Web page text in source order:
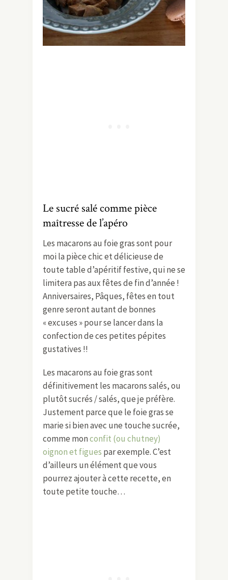
Le sucré salé comme pièce
maîtresse de l’apéro
Les macarons au foie gras sont pour
moi la pièce chic et délicieuse de
toute table d’apéritif festive, qui ne se
limitera pas aux fêtes de fin d’année !
Anniversaires, Pâques, fêtes en tout
genre seront autant de bonnes
« excuses » pour se lancer dans la
confection de ces petites pépites
gustatives !!
Les macarons au foie gras sont
définitivement les macarons salés, ou
plutôt sucrés / salés, que je préfère.
Justement parce que le foie gras se
marie si bien avec une touche sucrée,
comme monconfit (ou chutney)
oignon et figues par exemple. C’est
d’ailleurs un élément que vous
pourrez ajouter à cette recette, en
toute petite touche…